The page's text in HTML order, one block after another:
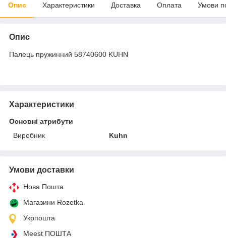
Опис Характеристики Доставка Оплата Умови
Опис
Палець пружинний 58740600 KUHN
Характеристики
Основні атрибути
Виробник
Kuhn
Умови доставки
Нова Пошта
Магазини Rozetka
Укрпошта
Meest ПОШТА